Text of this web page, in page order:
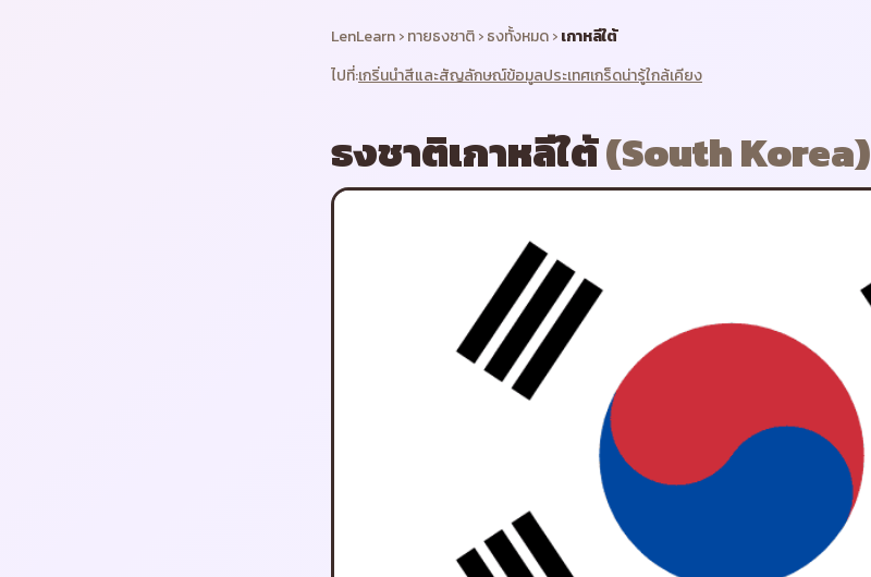
LenLearn›ทายธงชาติ›ธงทั้งหมด›เกาหลีใต้
ไปที่:เกริ่นนำสีและสัญลักษณ์ข้อมูลประเทศเกร็ดน่ารู้ใกล้เคียง
ธงชาติเกาหลีใต้(South Korea)